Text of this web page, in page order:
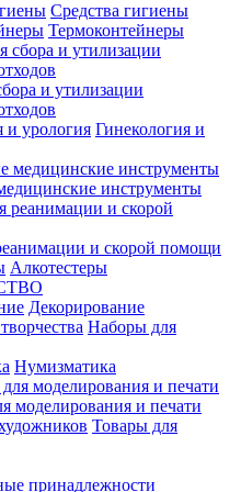
Средства гигиены
Термоконтейнеры
и утилизации
Гинекология и
инструменты
и скорой помощи
Алкотестеры
Декорирование
Наборы для
Нумизматика
моделирования и печати
Товары для